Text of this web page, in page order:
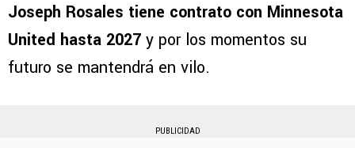
Joseph Rosales tiene contrato con Minnesota
United hasta 2027 y por los momentos su
futuro se mantendrá en vilo.
PUBLICIDAD